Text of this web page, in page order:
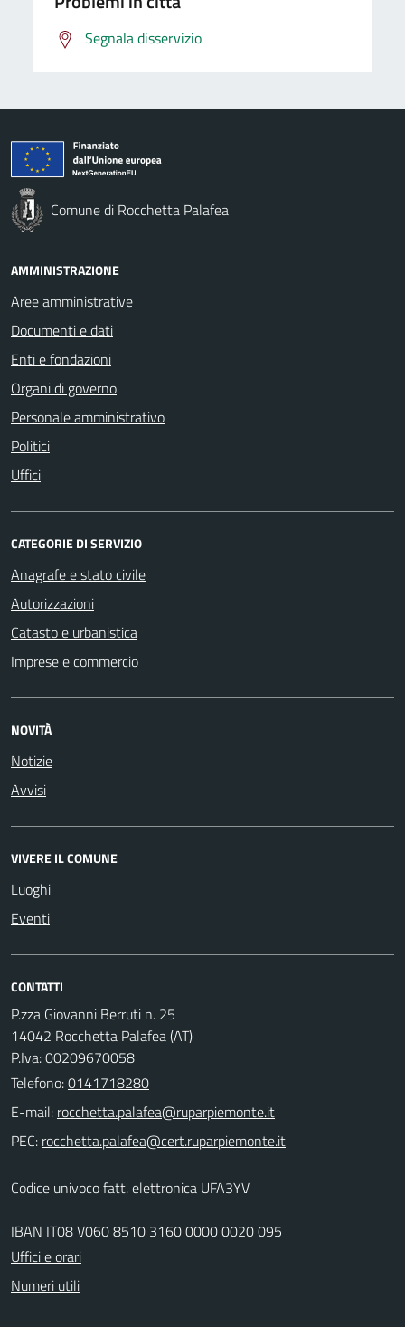
Segnala disservizio
Comune di Rocchetta Palafea
AMMINISTRAZIONE
Aree amministrative
Documenti e dati
Enti e fondazioni
Organi di governo
Personale amministrativo
Politici
Uffici
CATEGORIE DI SERVIZIO
Anagrafe e stato civile
Autorizzazioni
Catasto e urbanistica
Imprese e commercio
NOVITÀ
Notizie
Avvisi
VIVERE IL COMUNE
Luoghi
Eventi
CONTATTI
P.zza Giovanni Berruti n. 25
14042 Rocchetta Palafea (AT)
P.Iva: 00209670058
Telefono:0141718280
E-mail:
PEC:
Codice univoco fatt. elettronica UFA3YV
IBAN IT08 V060 8510 3160 0000 0020 095
Uffici e orari
Numeri utili